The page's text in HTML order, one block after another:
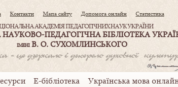
Контакти Мапа сайту Допомога онлайн Статистика
АКАДЕМІЯ ПЕДАГОГІЧНИХ НАУК УКРАЇНИ
ПЕДАГОГІЧНА БІБЛІОТЕКА
ІМЕНІВ. О. СУХОМЛИНСЬКОГО
Е-бібліотека Українська мова